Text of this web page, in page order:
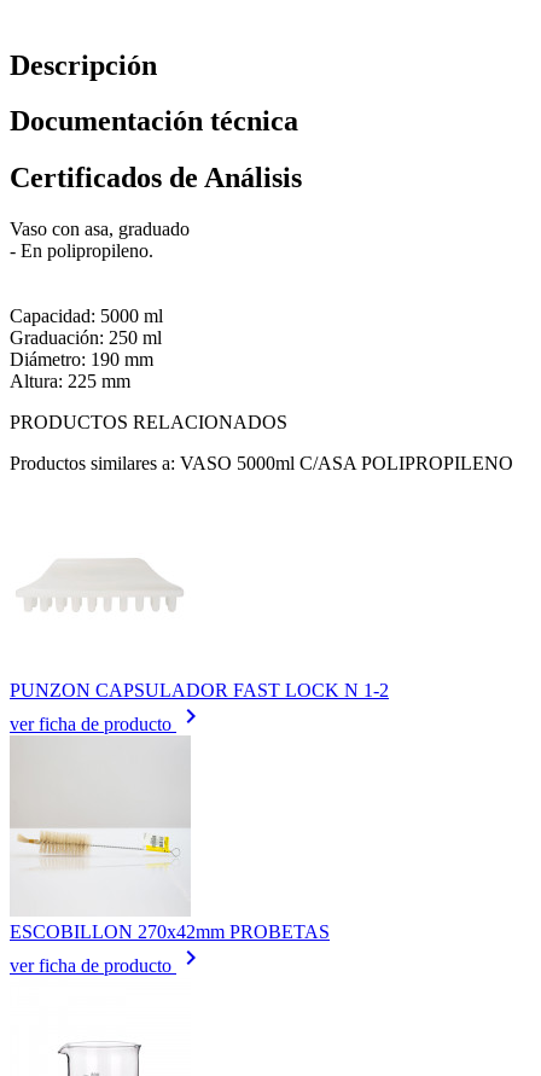
Descripción
Documentación técnica
Certificados de Análisis
Vaso con asa, graduado
- En polipropileno.
Capacidad: 5000 ml
Graduación: 250 ml
Diámetro: 190 mm
Altura: 225 mm
PRODUCTOS RELACIONADOS
Productos similares a: VASO 5000ml C/ASA POLIPROPILENO
PUNZON CAPSULADOR FAST LOCK N 1-2
ver ficha de producto
keyboard_arrow_right
ESCOBILLON 270x42mm PROBETAS
ver ficha de producto
keyboard_arrow_right